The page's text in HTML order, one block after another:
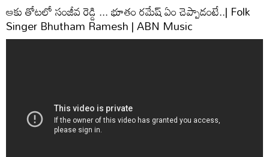
ఆకు తోటలో సంజీవ రెడ్డి ... భూతం రమేష్ ఏం చెప్పాడంటే..| Folk
Singer Bhutham Ramesh | ABN Music